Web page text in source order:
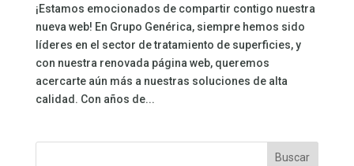
¡Estamos emocionados de compartir contigo nuestra
nueva web! En Grupo Genérica, siempre hemos sido
líderes en el sector de tratamiento de superficies, y
con nuestra renovada página web, queremos
acercarte aún más a nuestras soluciones de alta
calidad. Con años de...
Buscar